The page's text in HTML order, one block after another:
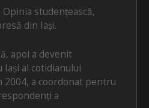
studențească,
din Iași.
apoi a devenit
al cotidianului
2004, a coordonat pentru
a